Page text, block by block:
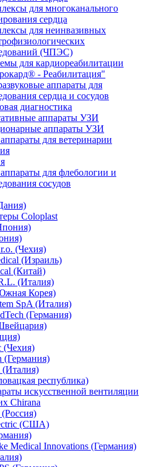
для многоканального
сердца
для неинвазивных
(ЧПЭС)
для кардиореабилитации
- Реабилитация"
аппараты для
сердца и сосудов
диагностика
аппараты УЗИ
аппараты УЗИ
для ветеринарии
для флебологии и
сосудов
Coloplast
(Чехия)
(Израиль)
(Китай)
(Италия)
Корея)
SpA (Италия)
(Германия)
(Чехия)
(Германия)
(Италия)
республика)
искусственной вентиляции
Chirana
(США)
Medical Innovations (Германия)